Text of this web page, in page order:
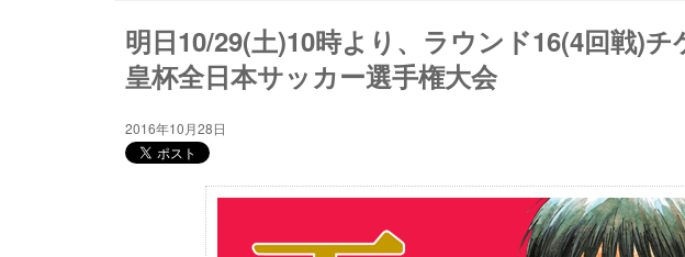
明日10/29(土)10時より、ラウンド16(4回戦)
皇杯全日本サッカー選手権大会
2016年10月28日